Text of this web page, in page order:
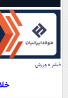
فیلم » ورزش